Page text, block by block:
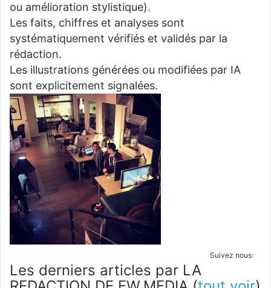
ou amélioration stylistique).
Les faits, chiffres et analyses sont
systématiquement vérifiés et validés par la
rédaction.
Les illustrations générées ou modifiées par IA
sont explicitement signalées.
Suivez nous:
Les derniers articles par LA